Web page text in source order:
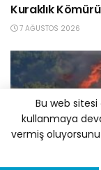
Kuraklık
7 AĞUSTOS 2026
Bu web
kullanmaya
vermiş